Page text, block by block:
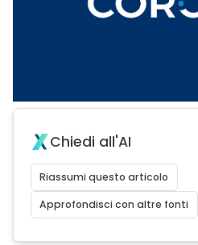
Chiedi all'AI
Riassumi questo articolo
Approfondisci con altre fonti